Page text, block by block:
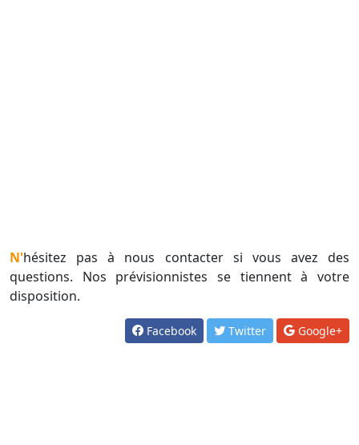
N'hésitez pas à nous contacter si vous avez des
questions. Nos prévisionnistes se tiennent à votre
disposition.
Facebook Twitter Google+